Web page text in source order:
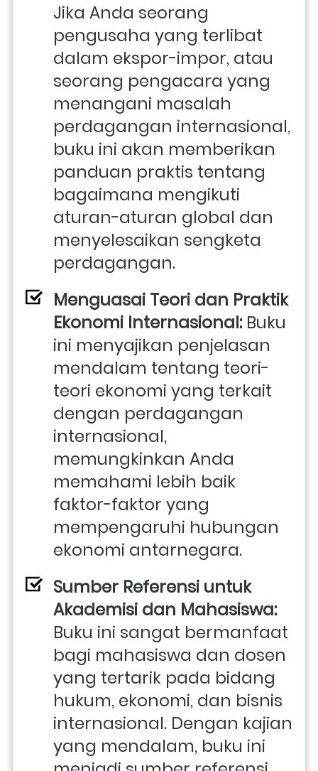
Jika Anda seorang
pengusaha yang terlibat
dalam ekspor-impor, atau
seorang pengacara yang
menangani masalah
perdagangan internasional,
buku ini akan memberikan
panduan praktis tentang
bagaimana mengikuti
aturan-aturan global dan
menyelesaikan sengketa
perdagangan.
Menguasai Teori dan Praktik
Ekonomi Internasional: Buku
ini menyajikan penjelasan
mendalam tentang teori-
teori ekonomi yang terkait
dengan perdagangan
internasional,
memungkinkan Anda
memahami lebih baik
faktor-faktor yang
mempengaruhi hubungan
ekonomi antarnegara.
Sumber Referensi untuk
Buku ini sangat bermanfaat
bagi mahasiswa dan dosen
yang tertarik pada bidang
hukum, ekonomi, dan bisnis
internasional. Dengan kajian
yang mendalam, buku ini